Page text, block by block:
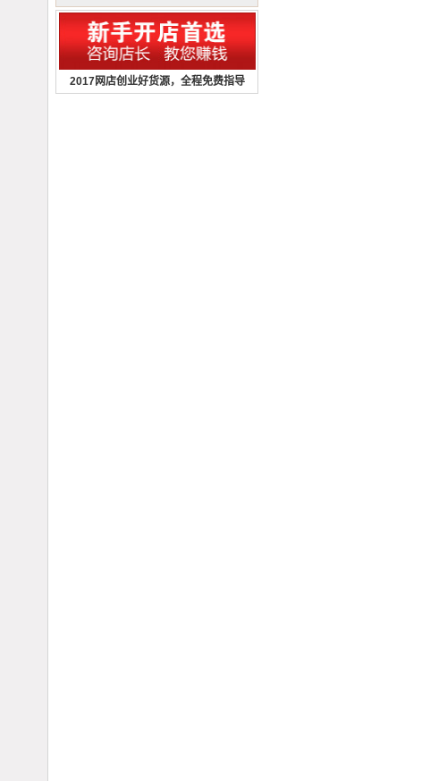
2017网店创业好货源，全程免费指导